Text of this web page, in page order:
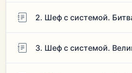
2. Шеф с системой.
3. Шеф с системой.